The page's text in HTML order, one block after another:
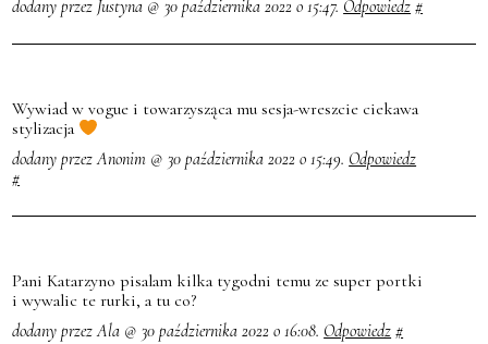
dodany przez Justyna @ 30 października 2022 o 15:47. Odpowiedz #
Wywiad w vogue i towarzysząca mu sesja-wreszcie ciekawa
stylizacja
dodany przez Anonim @ 30 października 2022 o 15:49. Odpowiedz
#
Pani Katarzyno pisalam kilka tygodni temu ze super portki
i wywalic te rurki, a tu co?
dodany przez Ala @ 30 października 2022 o 16:08. Odpowiedz #